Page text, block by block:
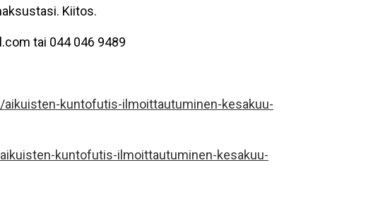
Kiitos.
tai 044 046 9489
kuntofutis-ilmoittautuminen-kesakuu-
kuntofutis-ilmoittautuminen-kesakuu-